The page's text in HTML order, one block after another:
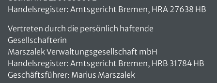
Handelsregister: Amtsgericht Bremen, HRA 27638 HB
Vertreten durch die persönlich haftende
Gesellschafterin
Marszalek Verwaltungsgesellschaft mbH
Handelsregister: Amtsgericht Bremen, HRB 31784 HB
Geschäftsführer: Marius Marszalek